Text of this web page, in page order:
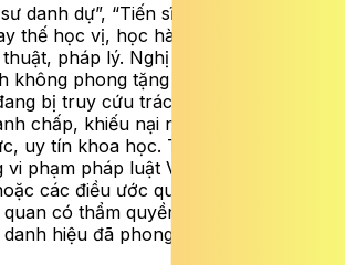
danh dự”, “Tiến sĩ danh dự” không
thế học vị, học hàm trong giao dịch
pháp lý. Nghị định 66/2026/NĐ-
không phong tặng các danh hiệu này
bị truy cứu trách nhiệm pháp lý
chấp, khiếu nại nghiêm trọng liên
uy tín khoa học. Trường hợp người
phạm pháp luật Việt Nam, pháp luật
các điều ước quốc tế mà Việt Nam
có thẩm quyền sẽ xem xét, quyết
hiệu đã phong tặng.